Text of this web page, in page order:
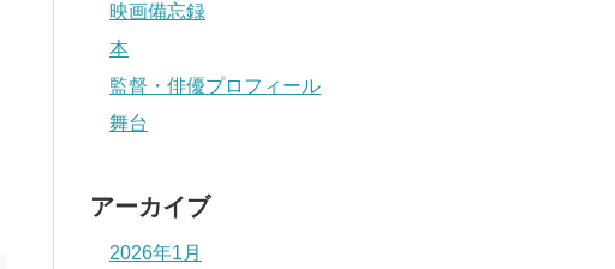
映画備忘録
本
監督・俳優プロフィール
舞台
アーカイブ
2026年1月